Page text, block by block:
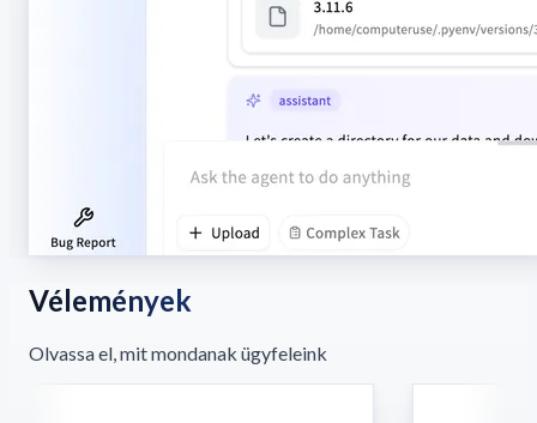
Vélemények
Olvassa el, mit mondanak ügyfeleink